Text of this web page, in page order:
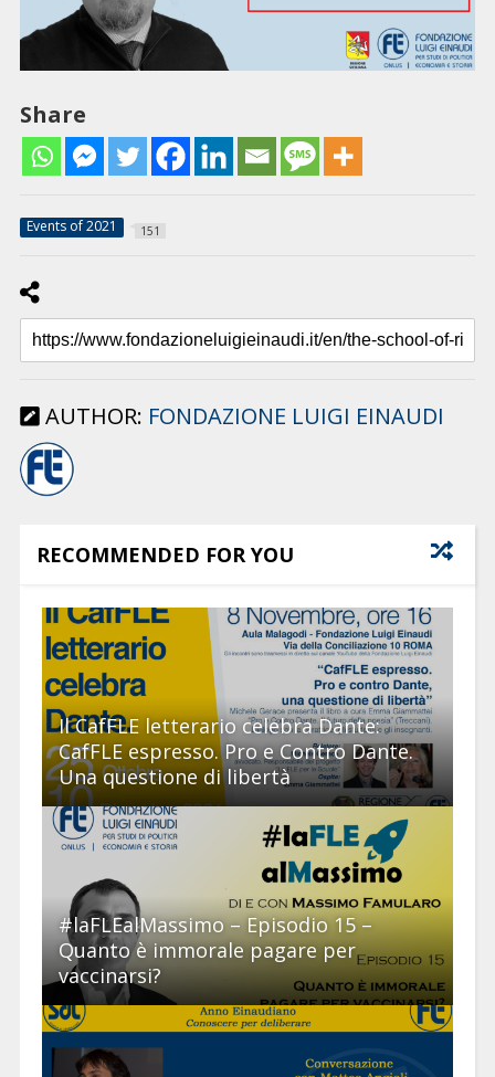
Share
Events of 2021 151
AUTHOR: FONDAZIONE LUIGI EINAUDI
RECOMMENDED FOR YOU
Il CafFLE letterario celebra Dante:
CafFLE espresso. Pro e Contro Dante.
Una questione di libertà
#laFLEalMassimo – Episodio 15 –
Quanto è immorale pagare per
vaccinarsi?